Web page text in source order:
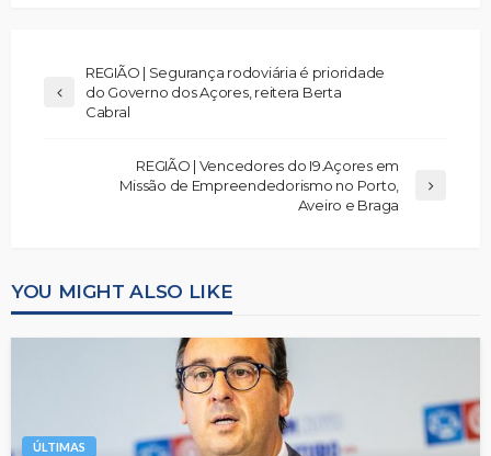
REGIÃO | Segurança rodoviária é prioridade
do Governo dos Açores, reitera Berta
Cabral
REGIÃO | Vencedores do I9.Açores em
Missão de Empreendedorismo no Porto,
Aveiro e Braga
YOU MIGHT ALSO LIKE
ÚLTIMAS